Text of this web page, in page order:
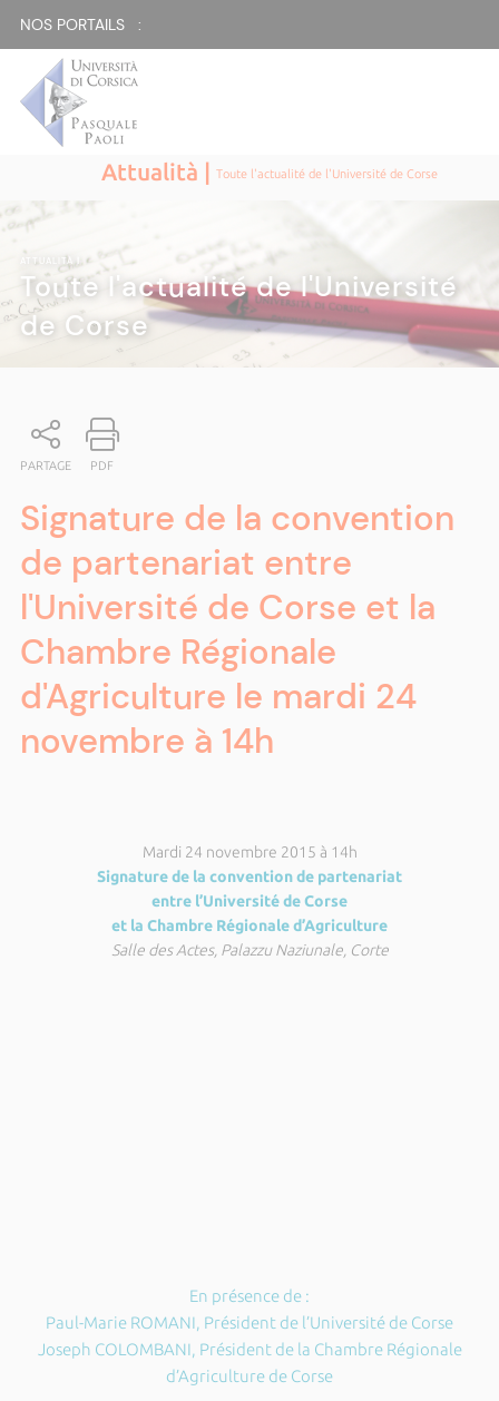
NOS PORTAILS :
Attualità |Toute l'actualité de l'Université de Corse
ATTUALITÀ|
Toute l'actualité de l'Université
de Corse
PARTAGE PDF
Signature de la convention
de partenariat entre
l'Université de Corse et la
Chambre Régionale
d'Agriculture le mardi 24
novembre à 14h
Mardi 24 novembre 2015 à 14h
Signature de la convention de partenariat
entre l’Université de Corse
et la Chambre Régionale d’Agriculture
Salle des Actes, Palazzu Naziunale, Corte
En présence de :
Paul-Marie ROMANI, Président de l’Université de Corse
Joseph COLOMBANI, Président de la Chambre Régionale
d’Agriculture de Corse